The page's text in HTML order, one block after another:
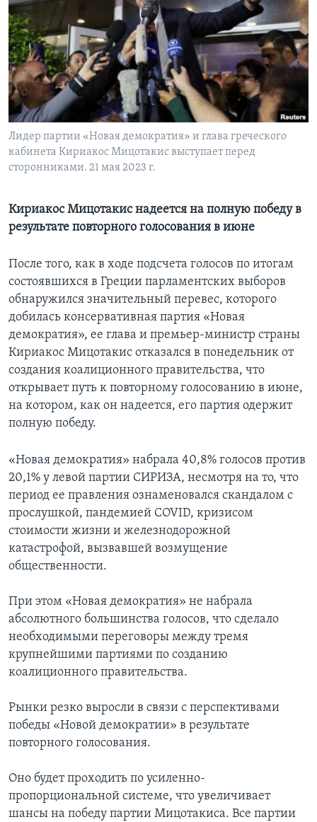
Learning English
СОЦИАЛЬНЫЕ СЕТИ
Лидер партии «Новая демократия» и глава греческого
кабинета Кириакос Мицотакис выступает перед
сторонниками. 21 мая 2023 г.
Кириакос Мицотакис надеется на полную победу в
результате повторного голосования в июне
После того, как в ходе подсчета голосов по итогам
состоявшихся в Греции парламентских выборов
обнаружился значительный перевес, которого
добилась консервативная партия «Новая
демократия», ее глава и премьер-министр страны
Кириакос Мицотакис отказался в понедельник от
создания коалиционного правительства, что
открывает путь к повторному голосованию в июне,
на котором, как он надеется, его партия одержит
полную победу.
«Новая демократия» набрала 40,8% голосов против
20,1% у левой партии СИРИЗА, несмотря на то, что
период ее правления ознаменовался скандалом с
прослушкой, пандемией COVID, кризисом
стоимости жизни и железнодорожной
катастрофой, вызвавшей возмущение
общественности.
При этом «Новая демократия» не набрала
абсолютного большинства голосов, что сделало
необходимыми переговоры между тремя
крупнейшими партиями по созданию
коалиционного правительства.
Рынки резко выросли в связи с перспективами
победы «Новой демократии» в результате
повторного голосования.
Оно будет проходить по усиленно-
пропорциональной системе, что увеличивает
шансы на победу партии Мицотакиса. Все партии